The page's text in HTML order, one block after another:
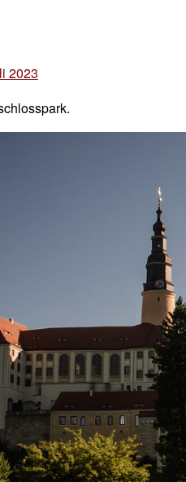
2023
chef